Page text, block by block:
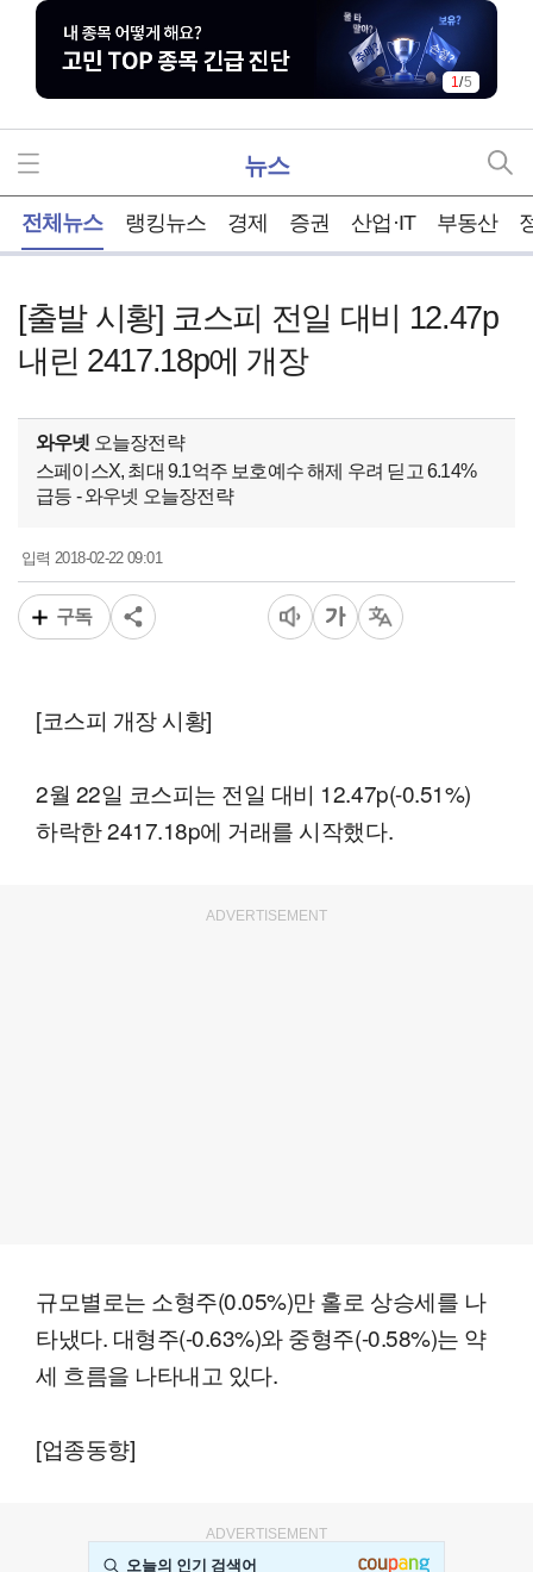
1/5
뉴스
전체뉴스 랭킹뉴스 경제 증권 산업·IT 부동산
[출발 시황] 코스피 전일 대비 12.47p
내린 2417.18p에 개장
와우넷 오늘장전략
스페이스X, 최대 9.1억주 보호예수 해제 우려 딛고 6.14%
급등 - 와우넷 오늘장전략
입력2018-02-22 09:01
구독
[코스피 개장 시황]
2월 22일 코스피는 전일 대비 12.47p(-0.51%)
하락한 2417.18p에 거래를 시작했다.
ADVERTISEMENT
규모별로는 소형주(0.05%)만 홀로 상승세를 나
타냈다. 대형주(-0.63%)와 중형주(-0.58%)는 약
세 흐름을 나타내고 있다.
[업종동향]
ADVERTISEMENT